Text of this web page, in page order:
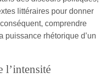
littéraires pour donner
comprendre
puissance rhétorique d’un
l’intensité